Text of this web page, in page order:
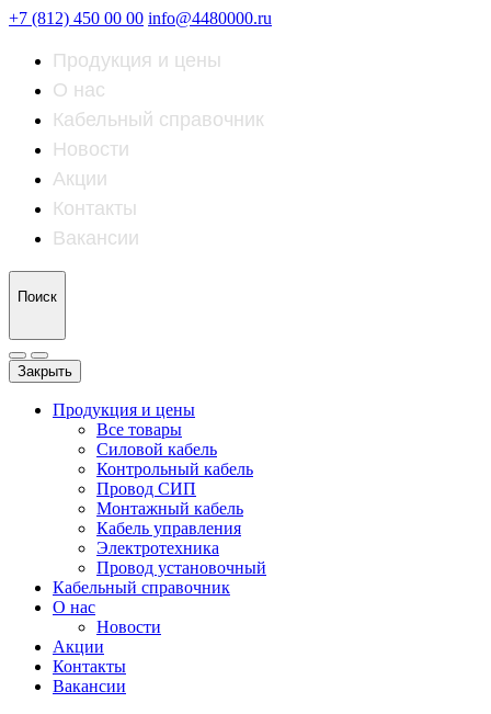
+7 (812) 450 00 00 info@4480000.ru
Продукция и цены
О нас
Кабельный справочник
Новости
Акции
Контакты
Вакансии
Поиск
Закрыть
Продукция и цены
Все товары
Силовой кабель
Контрольный кабель
Провод СИП
Монтажный кабель
Кабель управления
Электротехника
Провод установочный
Кабельный справочник
О нас
Новости
Акции
Контакты
Вакансии